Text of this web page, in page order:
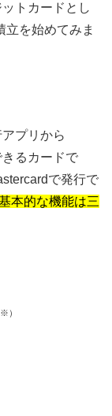
トカードとし
立を始めてみま
プリから
きるカードで
で発行で
本的な機能は三
）